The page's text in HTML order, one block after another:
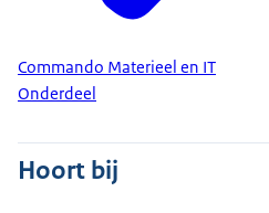
Commando Materieel en IT
Onderdeel
Hoort bij